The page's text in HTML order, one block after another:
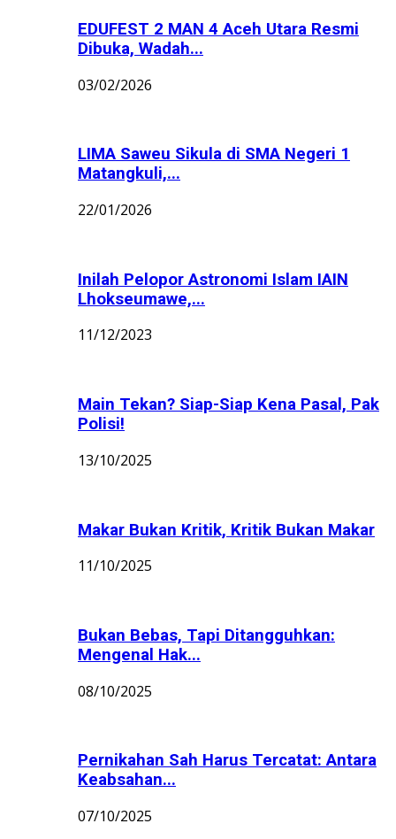
EDUFEST 2 MAN 4 Aceh Utara Resmi
Dibuka, Wadah...
03/02/2026
LIMA Saweu Sikula di SMA Negeri 1
Matangkuli,...
22/01/2026
Inilah Pelopor Astronomi Islam IAIN
Lhokseumawe,...
11/12/2023
Main Tekan? Siap-Siap Kena Pasal, Pak
Polisi!
13/10/2025
Makar Bukan Kritik, Kritik Bukan Makar
11/10/2025
Bukan Bebas, Tapi Ditangguhkan:
Mengenal Hak...
08/10/2025
Pernikahan Sah Harus Tercatat: Antara
Keabsahan...
07/10/2025